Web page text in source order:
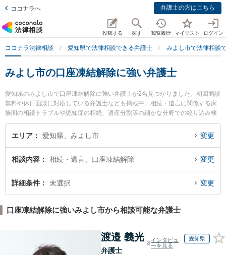
ココナラへ 弁護士の方はこちら
投稿する 探す 閲覧履歴 マイリスト ログイン
ココナラ法律相談 愛知県で法律相談できる弁護士 みよし市で法律相談
みよし市の口座凍結解除に強い弁護士
愛知県のみよし市で口座凍結解除に強い弁護士が2名見つかりました。初回面談
無料や休日面談に対応している弁護士なども掲載中。相続・遺言に関係する家
族間の相続トラブルや認知症の相続、遺産分割等の細かな分野での絞り込み検
索もでき便利です。特にみよし総合法律事務所の伊藤 健二弁護士やみよし総合
法律事務所 三好ヶ丘事務所の相馬 信子弁護士のプロフィール情報や弁護士費
解決の実績豊富な近くの弁護士を検索したい』『初回相談無料で口座凍結解除
を法律相談できるみよし市内の弁護士に相談予約したい』などでお困りの相談
者さんにおすすめです。
エリア 愛知県、みよし市 変更
相談内容 相続・遺言、口座凍結解除 変更
詳細条件 未選択 変更
口座凍結解除に強いみよし市から相談可能な弁護士
渡邉 義光
弁護士
インタビュ
ーを見る
愛知県